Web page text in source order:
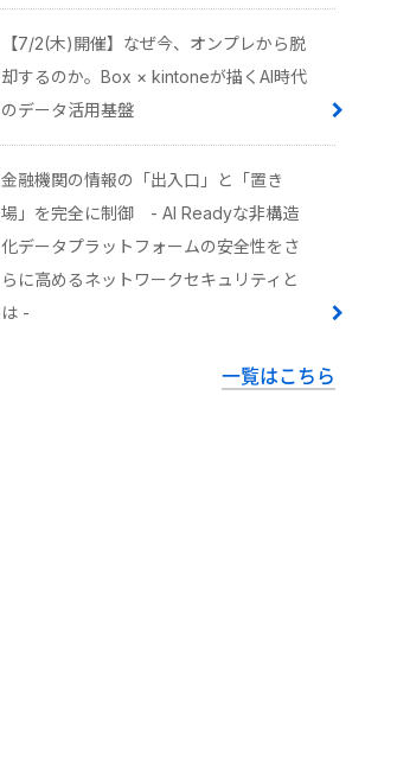
【7/2(木)開催】なぜ今、オンプレから脱
却するのか。Box × kintoneが描くAI時代
のデータ活用基盤
金融機関の情報の「出入口」と「置き
場」を完全に制御 - AI Readyな非構造
化データプラットフォームの安全性をさ
らに高めるネットワークセキュリティと
は -
一覧はこちら